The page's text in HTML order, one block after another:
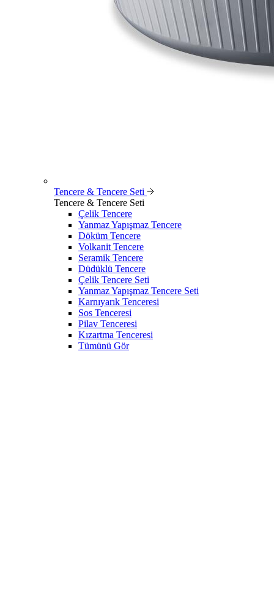
Tencere & Tencere Seti
Tencere & Tencere Seti
Çelik Tencere
Yanmaz Yapışmaz Tencere
Döküm Tencere
Volkanit Tencere
Seramik Tencere
Düdüklü Tencere
Çelik Tencere Seti
Yanmaz Yapışmaz Tencere Seti
Karnıyarık Tenceresi
Sos Tenceresi
Pilav Tenceresi
Kızartma Tenceresi
Tümünü Gör